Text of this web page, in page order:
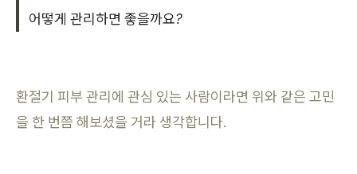
어떻게 관리하면 좋을까요?
환절기 피부 관리에 관심 있는 사람이라면 위와 같은 고민
을 한 번쯤 해보셨을 거라 생각합니다.